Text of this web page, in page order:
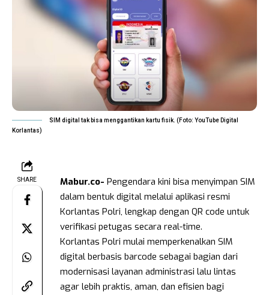
SIM digital tak bisa menggantikan kartu fisik. (Foto: YouTube Digital
Korlantas)
SHARE Mabur.co- Pengendara kini bisa menyimpan SIM
dalam bentuk digital melalui aplikasi resmi
Korlantas Polri, lengkap dengan QR code untuk
verifikasi petugas secara real-time.
Korlantas Polri mulai memperkenalkan SIM
digital berbasis barcode sebagai bagian dari
modernisasi layanan administrasi lalu lintas
agar lebih praktis, aman, dan efisien bagi